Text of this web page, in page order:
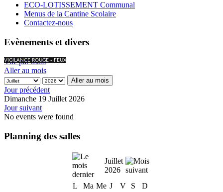
ECO-LOTISSEMENT Communal
Menus de la Cantine Scolaire
Contactez-nous
Evènements et divers
VIGILANCE ROUGE - FEUX
Vue par mois
Aller au mois
Aller au mois
Jour précédent
Dimanche 19 Juillet 2026
Jour suivant
No events were found
Planning des salles
Juillet
2026
L
Ma Me J V S
D